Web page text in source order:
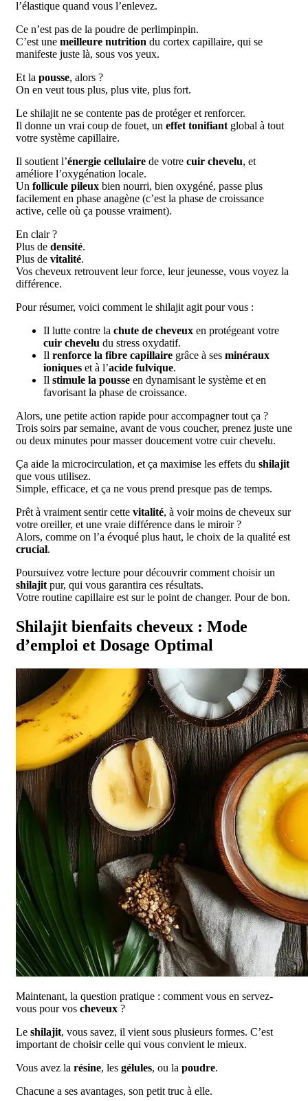
l’élastique quand vous l’enlevez.
Ce n’est pas de la poudre de perlimpinpin.
C’est une meilleure nutrition du cortex capillaire, qui se
manifeste juste là, sous vos yeux.
Et la pousse, alors ?
On en veut tous plus, plus vite, plus fort.
Le shilajit ne se contente pas de protéger et renforcer.
Il donne un vrai coup de fouet, un effet tonifiant global à tout
votre système capillaire.
Il soutient l’énergie cellulaire de votre cuir chevelu, et
améliore l’oxygénation locale.
Un follicule pileux bien nourri, bien oxygéné, passe plus
facilement en phase anagène (c’est la phase de croissance
active, celle où ça pousse vraiment).
En clair ?
Plus de densité.
Plus de vitalité.
Vos cheveux retrouvent leur force, leur jeunesse, vous voyez la
différence.
Pour résumer, voici comment le shilajit agit pour vous :
Il lutte contre la chute de cheveux en protégeant votre
cuir chevelu du stress oxydatif.
Il renforce la fibre capillaire grâce à ses minéraux
ioniques et à l’acide fulvique.
Il stimule la pousse en dynamisant le système et en
favorisant la phase de croissance.
Alors, une petite action rapide pour accompagner tout ça ?
Trois soirs par semaine, avant de vous coucher, prenez juste une
ou deux minutes pour masser doucement votre cuir chevelu.
Ça aide la microcirculation, et ça maximise les effets du shilajit
que vous utilisez.
Simple, efficace, et ça ne vous prend presque pas de temps.
Prêt à vraiment sentir cette vitalité, à voir moins de cheveux sur
votre oreiller, et une vraie différence dans le miroir ?
Alors, comme on l’a évoqué plus haut, le choix de la qualité est
crucial.
Poursuivez votre lecture pour découvrir comment choisir un
shilajit pur, qui vous garantira ces résultats.
Votre routine capillaire est sur le point de changer. Pour de bon.
Shilajit bienfaits cheveux : Mode
d’emploi et Dosage Optimal
Maintenant, la question pratique : comment vous en servez-
vous pour vos cheveux ?
Le shilajit, vous savez, il vient sous plusieurs formes. C’est
important de choisir celle qui vous convient le mieux.
Vous avez la résine, les gélules, ou la poudre.
Chacune a ses avantages, son petit truc à elle.